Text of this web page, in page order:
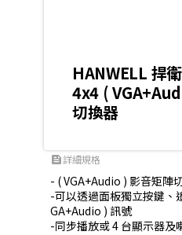
HANWELL 捍
4x4 (
切換器
feed詳細規格
- ( VGA+Audio ) 影音矩陣
-可以透過面板獨立按鍵、
GA+Audio ) 訊號
-同步播放或 4 台顯示器及